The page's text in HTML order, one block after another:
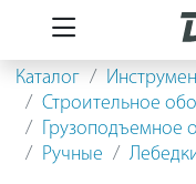
Каталог
Строительное
Грузоподъемное
Ручные